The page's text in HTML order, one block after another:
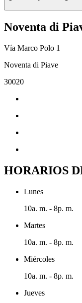
Noventa di
Vía Marco Polo 1
Noventa di Piave
30020
HORARIOS
Lunes
10a. m. - 8p. m.
Martes
10a. m. - 8p. m.
Miércoles
10a. m. - 8p. m.
Jueves